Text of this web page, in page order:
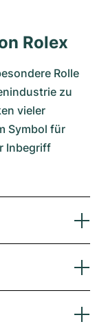
Rolex
Rolle
zu
vieler
Symbol für
Inbegriff